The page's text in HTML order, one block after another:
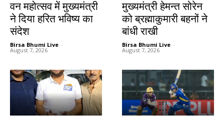
वन महोत्सव में मुख्यमंत्री
ने दिया हरित भविष्य का
संदेश
Birsa Bhumi Live -
August 7, 2026
मुख्यमंत्री हेमन्त सोरेन
को ब्रह्माकुमारी बहनों ने
बांधी राखी
Birsa Bhumi Live -
August 7, 2026